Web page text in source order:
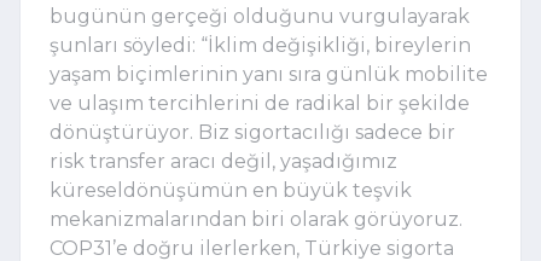
bugünün gerçeği olduğunu vurgulayarak
şunları söyledi: “İklim değişikliği, bireylerin
yaşam biçimlerini n yanı sıra günlük mobilite
ve ulaşım tercihlerini de radikal bir şekilde
dönüştürüyor. Biz sigortacılığı sadece bir
risk transfer aracı değil, yaşadığımız
küresel dönüşümün en büyük teşvik
mekanizmalarından biri olarak görüyoruz.
COP31’e doğru ilerlerken, Türkiye sigorta